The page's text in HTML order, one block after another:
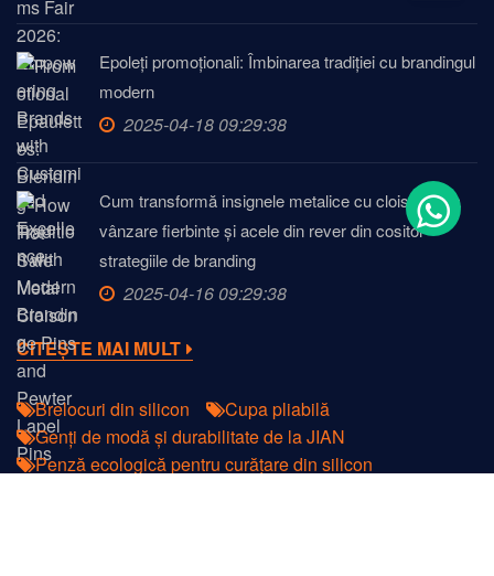
Epoleți promoționali: Îmbinarea tradiției cu brandingul
modern
2025-04-18 09:29:38
Cum transformă insignele metalice cu cloisonne la
vânzare fierbinte și acele din rever din cositor
strategiile de branding
2025-04-16 09:29:38
CITEȘTE MAI MULT
Brelocuri din silicon
Cupa pliabilă
Genți de modă și durabilitate de la JIAN
Penză ecologică pentru curățare din silicon